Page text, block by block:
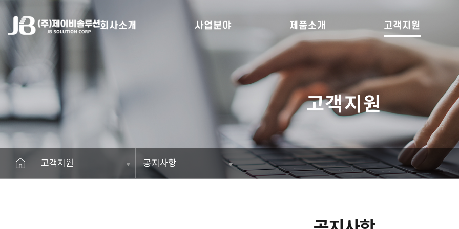
회사소개 사업분야 제품소개 고객지원
고객지원